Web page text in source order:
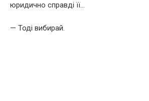
юридично справді її…
— Тоді вибирай.